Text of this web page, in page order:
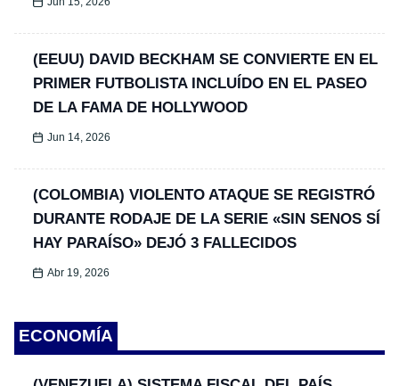
(EEUU) DAVID BECKHAM SE CONVIERTE EN EL
PRIMER FUTBOLISTA INCLUÍDO EN EL PASEO
DE LA FAMA DE HOLLYWOOD
Jun 14, 2026
(COLOMBIA) VIOLENTO ATAQUE SE REGISTRÓ
DURANTE RODAJE DE LA SERIE «SIN SENOS SÍ
HAY PARAÍSO» DEJÓ 3 FALLECIDOS
Abr 19, 2026
ECONOMÍA